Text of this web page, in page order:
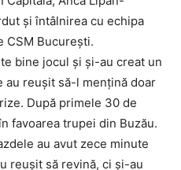
și întâlnirea cu echipa
CSM București.
bine jocul și și-au creat un
au reușit să-l mențină doar
După primele 30 de
favoarea trupei din Buzău.
au avut zece minute
reușit să revină, ci și-au